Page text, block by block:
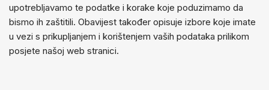
upotrebljavamo te podatke i korake koje poduzimamo da
bismo ih zaštitili. Obavijest također opisuje izbore koje imate
u vezi s prikupljanjem i korištenjem vaših podataka prilikom
posjete našoj web stranici.